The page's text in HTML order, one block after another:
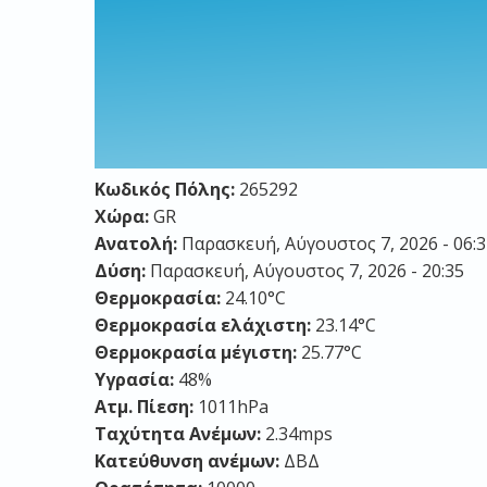
Κωδικός Πόλης: 265292
Χώρα:GR
Ανατολή: Παρασκευή, Αύγουστος 7, 2026 -
Δύση: Παρασκευή, Αύγουστος 7, 2026 - 20:35
Θερμοκρασία: 24.10°C
Θερμοκρασία ελάχιστη: 23.14°C
Θερμοκρασία μέγιστη: 25.77°C
Υγρασία: 48%
Ατμ. Πίεση: 1011hPa
Ταχύτητα Ανέμων: 2.34mps
Κατεύθυνση ανέμων: ΔΒΔ